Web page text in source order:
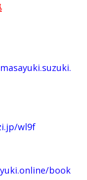
wl9f
book